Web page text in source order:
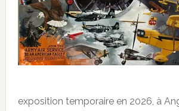
exposition temporaire en 2026, à